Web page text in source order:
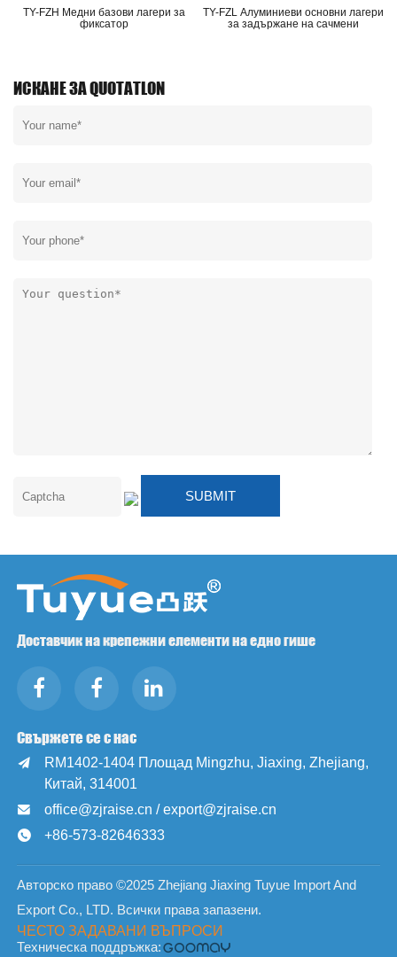
TY-FZH Медни базови лагери за
фиксатор
TY-FZL Алуминиеви основни лагери
за задържане на сачмени
ИСКАНЕ ЗА QUOTATLON
Доставчик на крепежни елементи на едно гише
Свържете се с нас

RM1402-1404 Площад Mingzhu, Jiaxing, Zhejiang,
Китай, 314001
 office@zjraise.cn / export@zjraise.cn
 +86-573-82646333
Авторско право ©2025 Zhejiang Jiaxing Tuyue Import And
Export Co., LTD. Всички права запазени.
ЧЕСТО ЗАДАВАНИ ВЪПРОСИ
Техническа поддръжка: